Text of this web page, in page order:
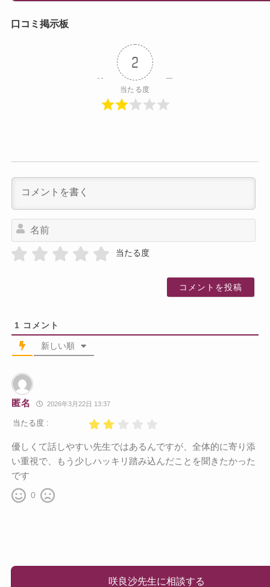
口コミ掲示板
2
当たる度
当たる度
1 コメント
新しい順
匿名 2026年3月22日 13:37
当たる度 :
優しくて話しやすい先生ではあるんですが、全体的に寄り添
い重視で、もう少しハッキリ踏み込んだことを聞きたかった
です
0
咲良沙先生に相談する